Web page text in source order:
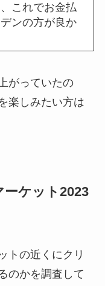
これでお金払
ンの方が良か
がっていたの
楽しみたい方は
ケット2023
トの近くにクリ
のかを調査して